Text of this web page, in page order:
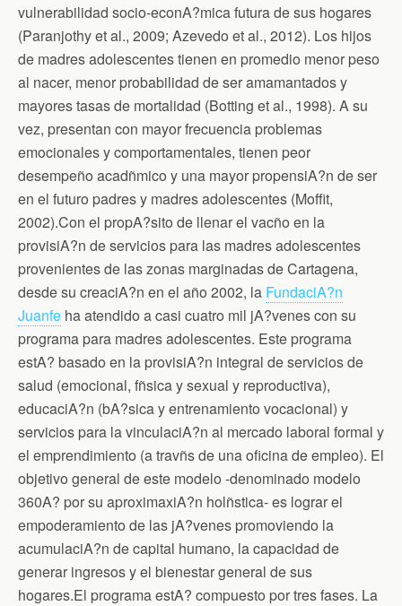
vulnerabilidad socio-econA?mica futura de sus hogares
(Paranjothy et al., 2009; Azevedo et al., 2012). Los hijos
de madres adolescentes tienen en promedio menor peso
al nacer, menor probabilidad de ser amamantados y
mayores tasas de mortalidad (Botting et al., 1998). A su
vez, presentan con mayor frecuencia problemas
emocionales y comportamentales, tienen peor
desempeño acadñmico y una mayor propensiA?n de ser
en el futuro padres y madres adolescentes (Moffit,
2002).Con el propA?sito de llenar el vacño en la
provisiA?n de servicios para las madres adolescentes
provenientes de las zonas marginadas de Cartagena,
desde su creaciA?n en el año 2002, la FundaciA?n
Juanfe ha atendido a casi cuatro mil jA?venes con su
programa para madres adolescentes. Este programa
estA? basado en la provisiA?n integral de servicios de
salud (emocional, fñsica y sexual y reproductiva),
educaciA?n (bA?sica y entrenamiento vocacional) y
servicios para la vinculaciA?n al mercado laboral formal y
el emprendimiento (a travñs de una oficina de empleo). El
objetivo general de este modelo -denominado modelo
360A? por su aproximaxiA?n holñstica- es lograr el
empoderamiento de las jA?venes promoviendo la
acumulaciA?n de capital humano, la capacidad de
generar ingresos y el bienestar general de sus
hogares.El programa estA? compuesto por tres fases. La